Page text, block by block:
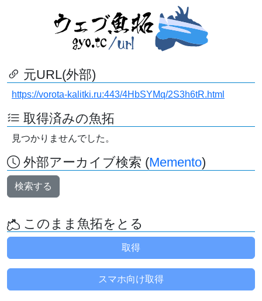
元URL(外部)
https://vorota-kalitki.ru:443/4HbSYMq/2S3h6tR.html
取得済みの魚拓
見つかりませんでした。
外部アーカイブ検索 (Memento)
検索する
このまま魚拓をとる